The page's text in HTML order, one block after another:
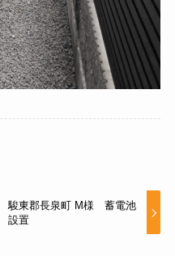
駿東郡長泉町 M様 蓄電池
設置